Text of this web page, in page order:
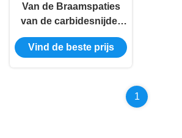
Van de Braamspaties
van de carbidesnijder
van de het
Hulpmiddelruimer de
Vind de beste prijs
1